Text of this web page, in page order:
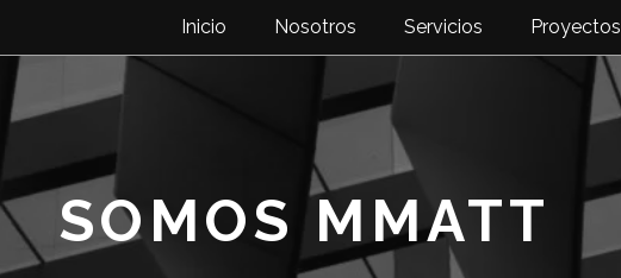
Inicio Nosotros Servicios Proyectos
SOMOS MMATT